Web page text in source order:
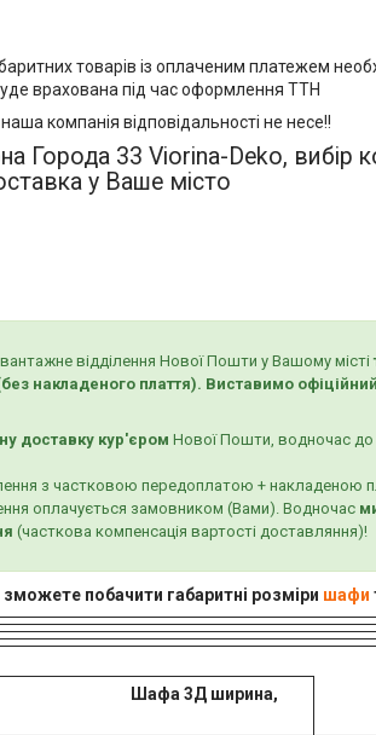
товарів із оплаченим платежем
врахована під час оформлення ТТН
компанія відповідальності не несе!!
Города 33 Viorina-Deko, вибір
у Ваше місто
відділення Нової Пошти у Вашому місті
накладеного плаття). Виставимо
доставку кур'єром Нової Пошти, водночас до
з частковою передоплатою + накладеною
оплачується замовником (Вами). Водночас
(часткова компенсація вартості доставляння)!
побачити габаритні розміри шафи
ширина,